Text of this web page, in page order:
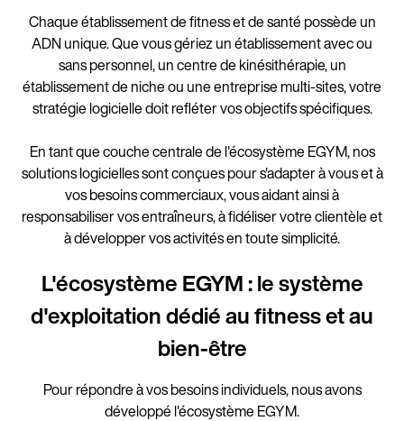
Chaque établissement de fitness et de santé possède un
ADN unique. Que vous gériez un établissement avec ou
sans personnel, un centre de kinésithérapie, un
établissement de niche ou une entreprise multi-sites, votre
stratégie logicielle doit refléter vos objectifs spécifiques.
En tant que couche centrale de l'écosystème EGYM, nos
solutions logicielles sont conçues pour s'adapter à vous et à
vos besoins commerciaux, vous aidant ainsi à
responsabiliser vos entraîneurs, à fidéliser votre clientèle et
à développer vos activités en toute simplicité.
L'écosystème EGYM : le système
d'exploitation dédié au fitness et au
bien-être
Pour répondre à vos besoins individuels, nous avons
développé l'écosystème EGYM.